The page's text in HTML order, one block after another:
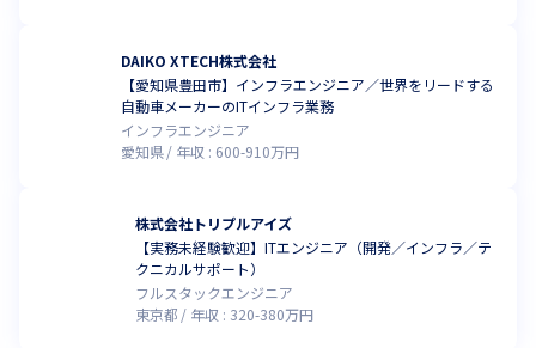
DAIKO XTECH株式会社
【愛知県豊田市】インフラエンジニア／世界をリードする
自動車メーカーのITインフラ業務
インフラエンジニア
愛知県
年収 : 600-910万円
株式会社トリプルアイズ
【実務未経験歓迎】ITエンジニア（開発／インフラ／テ
クニカルサポート）
フルスタックエンジニア
東京都
年収 : 320-380万円